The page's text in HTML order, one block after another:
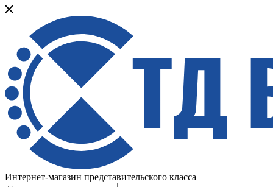
Интернет-магазин представительского класса